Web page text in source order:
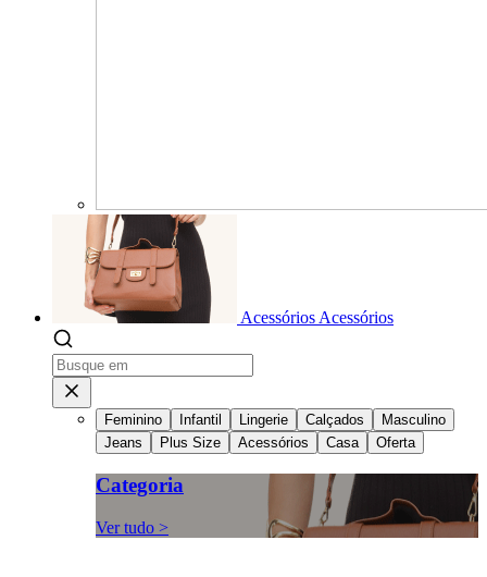
Acessórios Acessórios
Feminino Infantil Lingerie Calçados
Masculino
Jeans
Plus Size Acessórios Casa Oferta
Categoria
Ver tudo >